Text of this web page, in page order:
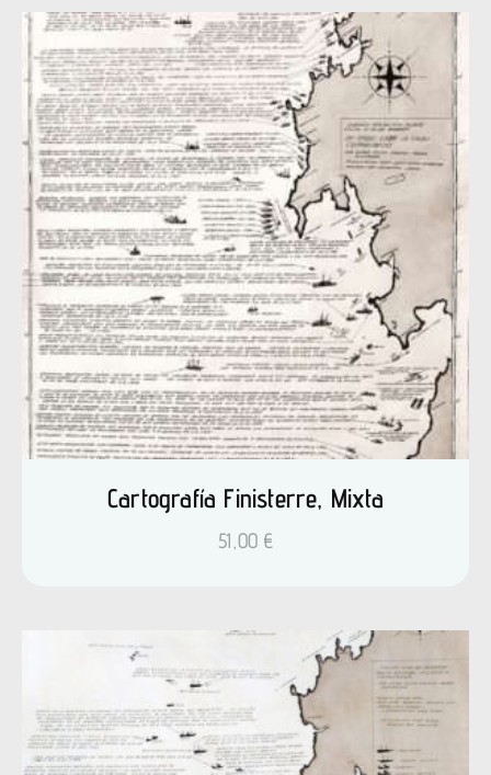
Cartografía Finisterre, Mixta
51,00 €